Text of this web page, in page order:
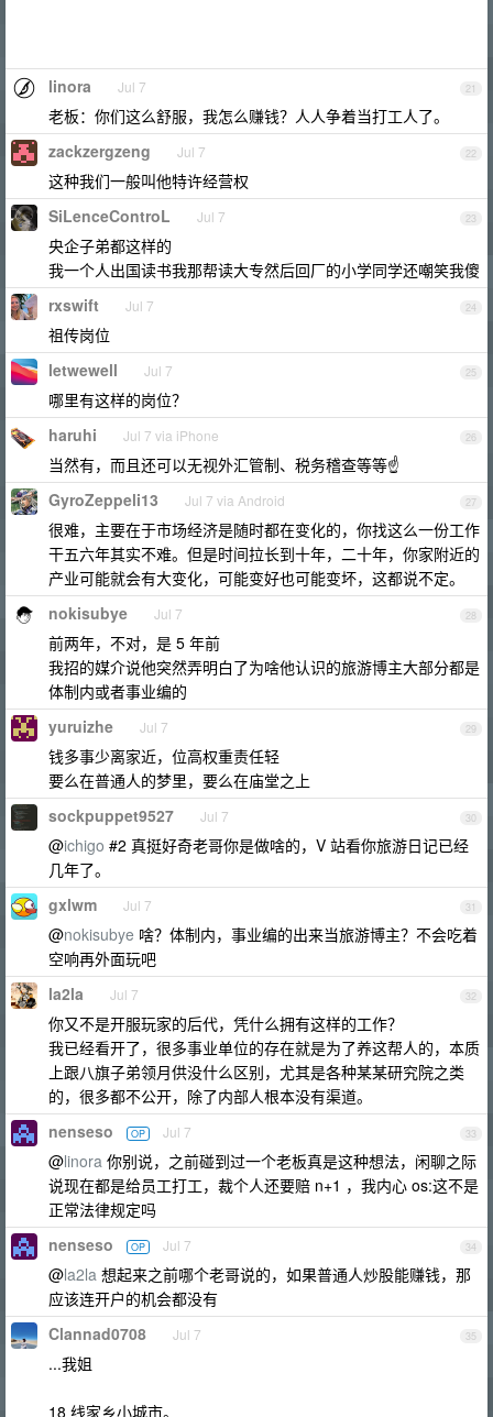
21
linora Jul 7
老板：你们这么舒服，我怎么赚钱？人人争着当打工人了。
22
zackzergzeng Jul 7
这种我们一般叫他特许经营权
23
SiLenceControL Jul 7
央企子弟都这样的
我一个人出国读书我那帮读大专然后回厂的小学同学还嘲笑我傻
24
rxswift Jul 7
祖传岗位
25
letwewell Jul 7
哪里有这样的岗位？
26
haruhi Jul 7 via iPhone
当然有，而且还可以无视外汇管制、税务稽查等等☝️
27
GyroZeppeli13 Jul 7 via Android
很难，主要在于市场经济是随时都在变化的，你找这么一份工作
干五六年其实不难。但是时间拉长到十年，二十年，你家附近的
产业可能就会有大变化，可能变好也可能变坏，这都说不定。
28
nokisubye Jul 7
前两年，不对，是 5 年前
我招的媒介说他突然弄明白了为啥他认识的旅游博主大部分都是
体制内或者事业编的
29
yuruizhe Jul 7
钱多事少离家近，位高权重责任轻
要么在普通人的梦里，要么在庙堂之上
30
sockpuppet9527 Jul 7
@ichigo #2 真挺好奇老哥你是做啥的，V 站看你旅游日记已经
几年了。
31
gxlwm Jul 7
@nokisubye 啥？体制内，事业编的出来当旅游博主？不会吃着
空响再外面玩吧
32
la2la Jul 7
你又不是开服玩家的后代，凭什么拥有这样的工作？
我已经看开了，很多事业单位的存在就是为了养这帮人的，本质
上跟八旗子弟领月供没什么区别，尤其是各种某某研究院之类
的，很多都不公开，除了内部人根本没有渠道。
33
nenseso OP Jul 7
@linora 你别说，之前碰到过一个老板真是这种想法，闲聊之际
说现在都是给员工打工，裁个人还要赔 n+1 ，我内心 os:这不是
正常法律规定吗
34
nenseso OP Jul 7
@la2la 想起来之前哪个老哥说的，如果普通人炒股能赚钱，那
应该连开户的机会都没有
35
Clannad0708 Jul 7
...我姐
18 线家乡小城市。